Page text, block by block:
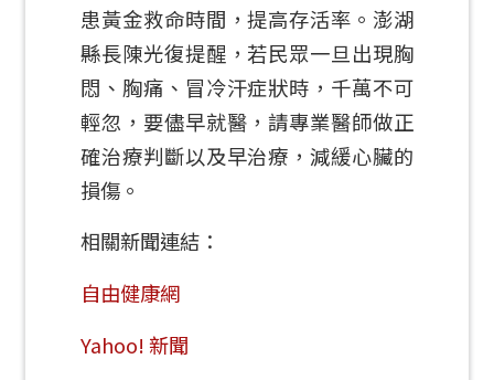
患黃金救命時間，提高存活率。澎湖
縣長陳光復提醒，若民眾一旦出現胸
悶、胸痛、冒冷汗症狀時，千萬不可
輕忽，要儘早就醫，請專業醫師做正
確治療判斷以及早治療，減緩心臟的
損傷。
相關新聞連結：
自由健康網
Yahoo! 新聞